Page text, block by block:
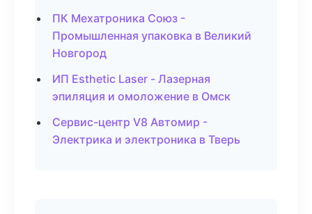
ПК Мехатроника Союз -
Промышленная упаковка в Великий
Новгород
ИП Esthetic Laser - Лазерная
эпиляция и омоложение в Омск
Сервис-центр V8 Автомир -
Электрика и электроника в Тверь